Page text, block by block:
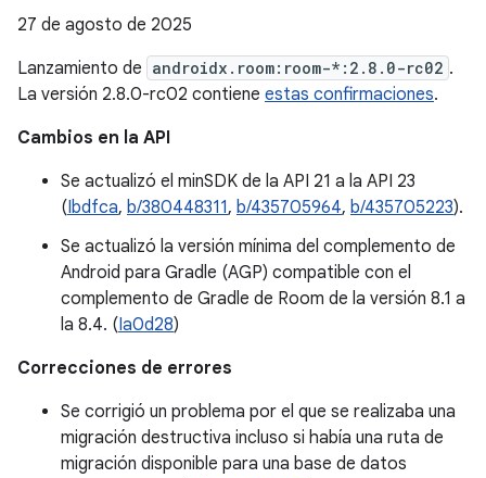
27 de agosto de 2025
Lanzamiento de androidx.room:room-*:2.8.0-rc02 .
La versión 2.8.0-rc02 contiene estas confirmaciones.
Cambios en la API
Se actualizó el minSDK de la API 21 a la API 23
(Ibdfca, b/380448311, b/435705964, b/435705223).
Se actualizó la versión mínima del complemento de
Android para Gradle (AGP) compatible con el
complemento de Gradle de Room de la versión 8.1 a
la 8.4. (Ia0d28)
Correcciones de errores
Se corrigió un problema por el que se realizaba una
migración destructiva incluso si había una ruta de
migración disponible para una base de datos